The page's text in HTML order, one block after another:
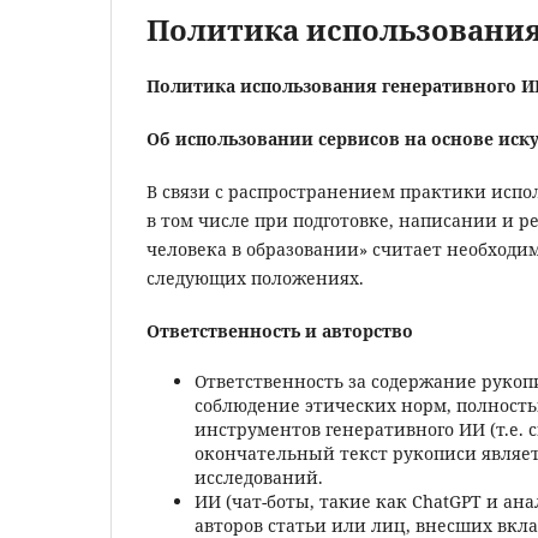
Политика
Политика использования генеративного
Об использовании сервисов на основе
В связи с распространением практики
в том числе при подготовке, написании и
человека в образовании» считает
следующих положениях.
Ответственность и авторство
Ответственность за содержание
соблюдение этических норм,
инструментов генеративного ИИ (т.е.
окончательный текст рукописи
исследований.
ИИ (чат-боты, такие как ChatGPT и
авторов статьи или лиц, внесших